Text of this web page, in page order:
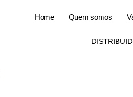
Home Quem somos